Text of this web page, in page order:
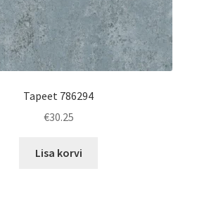
Tapeet 786294
€30.25
Lisa korvi